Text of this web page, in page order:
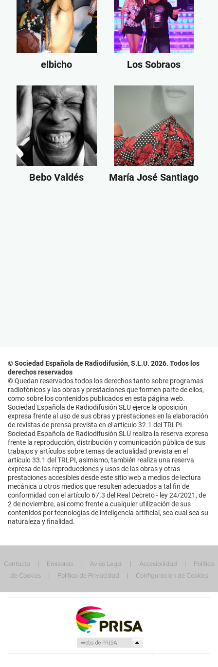
elbicho Los Sobraos
Bebo Valdés María José Santiago
© Sociedad Española de Radiodifusión, S.L.U. 2026. Todos los
derechos reservados
© Quedan reservados todos los derechos tanto sobre programas
radiofónicos y las obras y prestaciones que formen parte de ellos,
como sobre los contenidos publicados en esta página web.
Sociedad Española de Radiodifusión SLU ejerce la oposición
expresa frente al uso de sus obras y prestaciones en la elaboración
de revistas de prensa prevista en el artículo 32.1 del TRLPI.
Sociedad Española de Radiodifusión SLU realiza la reserva expresa
frente la reproducción, distribución y comunicación pública de sus
trabajos y artículos sobre temas de actualidad prevista en el
artículo 33.1 del TRLPI, asimismo, también realiza una reserva
expresa de las reproducciones y usos de las obras y otras
prestaciones accesibles desde este sitio web a medios de lectura
mecánica u otros medios que resulten adecuados a tal fin de
conformidad con el artículo 67.3 del Real Decreto - ley 24/2021, de
2 de noviembre, así como frente a cualquier utilización de sus
contenidos por tecnologías de inteligencia artificial, sea cual sea su
naturaleza y finalidad.
Contacta Emisoras Aviso Legal Accesibilidad
Política
de Cookies
Política de Privacidad Configuración de Cookies